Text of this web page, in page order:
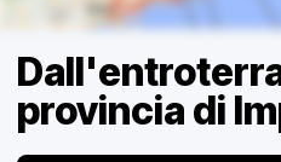
provincia di